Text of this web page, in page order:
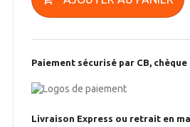
Paiement sécurisé par CB, chèque
Livraison Express ou retrait en